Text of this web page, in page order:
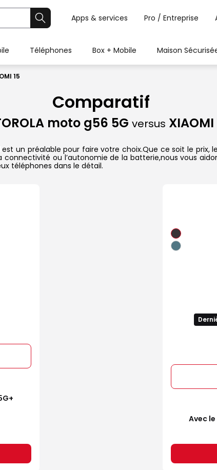
Apps & services Pro / Entreprise
Téléphones Box + Mobile Maison
15
Comparatif
moto g56 5G versus XIAOMI
est un préalable pour faire votre choix.Que ce soit le
connectivité ou l’autonomie de la batterie,nous vous
téléphones dans le détail.
Avec